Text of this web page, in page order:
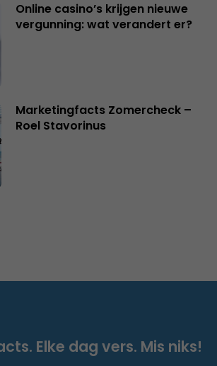
Online casino’s krijgen nieuwe
vergunning: wat verandert er?
Marketingfacts Zomercheck –
Roel Stavorinus
Elke dag vers. Mis niks!